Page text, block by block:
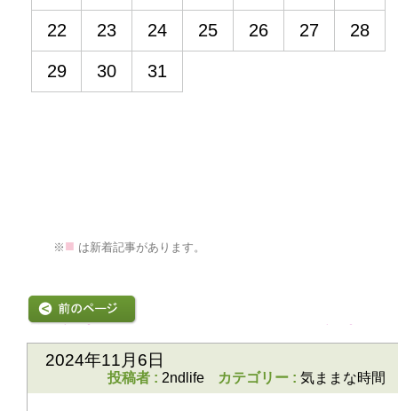
22 23 24 25 26 27 28
29 30 31
※ ■ は新着記事があります。
2024年11月6日
投稿者 : 2ndlife カテゴリー : 気ままな時間